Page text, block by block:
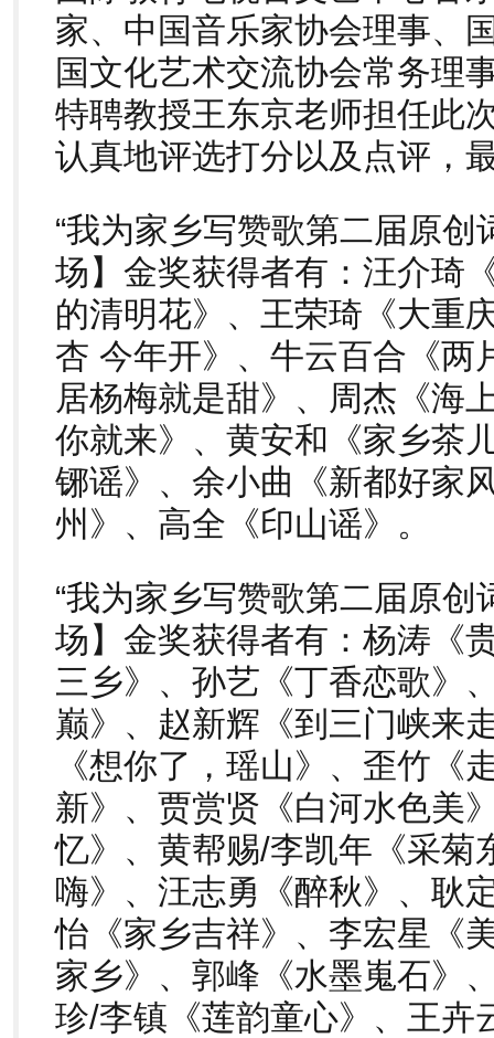
家、中国音乐家协会理事、
国文化艺术交流协会常务理
特聘教授王东京老师担任此
认真地评选打分以及点评，
“我为家乡写赞歌第二届原创
场】金奖获得者有：汪介琦
的清明花》、王荣琦《大重
杏 今年开》、牛云百合《两
居杨梅就是甜》、周杰《海
你就来》、黄安和《家乡茶
铘谣》、余小曲《新都好家
州》、高全《印山谣》。
“我为家乡写赞歌第二届原创
场】金奖获得者有：杨涛《
三乡》、孙艺《丁香恋歌》
巅》、赵新辉《到三门峡来
《想你了，瑶山》、歪竹《
新》、贾赏贤《白河水色美
忆》、黄帮赐/李凯年《采菊
嗨》、汪志勇《醉秋》、耿
怡《家乡吉祥》、李宏星《
家乡》、郭峰《水墨嵬石》
珍/李镇《莲韵童心》、王卉